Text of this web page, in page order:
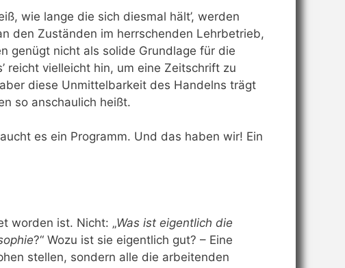
wie lange die sich diesmal hält’, werden
den Zuständen im herrschenden Lehrbetrieb,
genügt nicht als solide Grundlage für die
reicht vielleicht hin, um eine Zeitschrift zu
diese Unmittelbarkeit des Handelns trägt
so anschaulich heißt.
es ein Programm. Und das haben wir! Ein
worden ist. Nicht: „Was ist eigentlich die
?“ Wozu ist sie eigentlich gut? – Eine
stellen, sondern alle die arbeitenden